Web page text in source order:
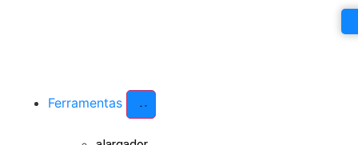
Ferramentas